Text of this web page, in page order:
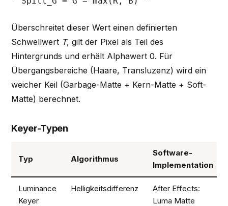
Überschreitet dieser Wert einen definierten
Schwellwert T, gilt der Pixel als Teil des
Hintergrunds und erhält Alphawert 0. Für
Übergangsbereiche (Haare, Transluzenz) wird ein
weicher Keil (Garbage-Matte + Kern-Matte + Soft-
Matte) berechnet.
Keyer-Typen
Typ Algorithmus
Software-
Implementation
Luminance
Keyer
Helligkeitsdifferenz
After Effects:
Luma Matte